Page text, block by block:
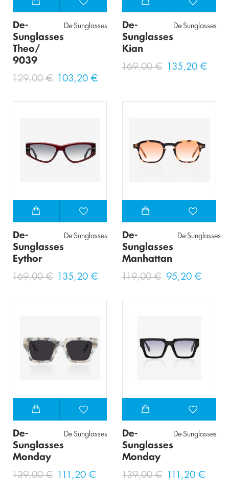
De-
Sunglasses
Theo/
9039
De-Sunglasses
129,00 € 103,20 €
De-
Sunglasses
Kian
De-Sunglasses
169,00 € 135,20 €
De-
Sunglasses
Eythor
De-Sunglasses
169,00 € 135,20 €
De-
Sunglasses
Manhattan
De-Sunglasses
119,00 € 95,20 €
De-
Sunglasses
Monday
De-Sunglasses
139,00 € 111,20 €
De-
Sunglasses
Monday
De-Sunglasses
139,00 € 111,20 €